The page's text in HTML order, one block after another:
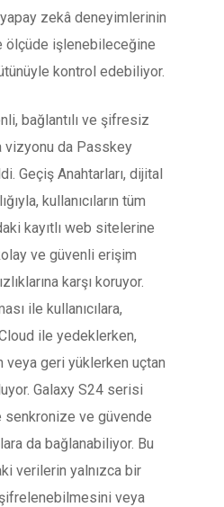
zekâ deneyimlerinin
işlenebileceğine
kontrol edebiliyor.
bağlantılı ve şifresiz
vizyonu da Passkey
Geçiş Anahtarları, dijital
kullanıcıların tüm
kayıtlı web sitelerine
ve güvenli erişim
karşı koruyor.
ile kullanıcılara,
ile yedeklerken,
veya geri yüklerken uçtan
Galaxy S24 serisi
senkronize ve güvende
da bağlanabiliyor. Bu
verilerin yalnızca bir
şifrelenebilmesini veya